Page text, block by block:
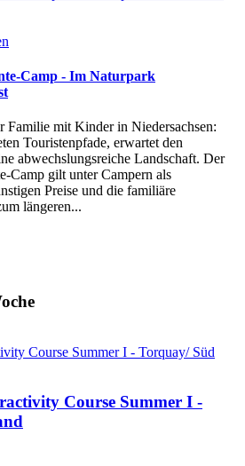
Camp - Im Naturpark
Familie mit Kinder in Niedersachsen:
Touristenpfade, erwartet den
abwechslungsreiche Landschaft. Der
Camp gilt unter Campern als
Preise und die familiäre
längeren...
Course Summer I -